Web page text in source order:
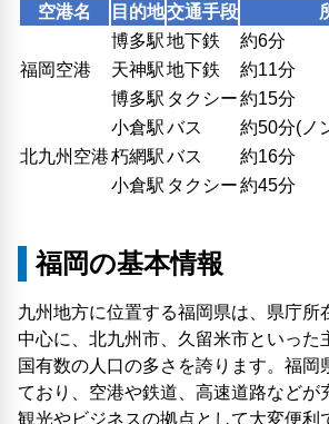
空港名
目的地交通手段
福岡空港
博多駅地下鉄
約6分
天神駅地下鉄
約11分
博多駅 タクシー約15分
北九州空港
小倉駅バス
約50分(ノ
朽網駅バス
約16分
小倉駅 タクシー約45分
福岡の基本情報
九州地方に位置する福岡県は、県庁所
中心に、北九州市、久留米市といった
国有数の人口の多さを誇ります。福岡
ており、空港や鉄道、高速道路などが
観光やビジネスの拠点として大変便利